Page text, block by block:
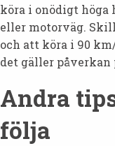
köra i onödigt höga
eller motorväg.
och att köra i 90
det gäller
Andra
följa